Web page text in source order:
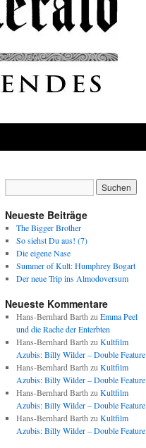
Neueste Beiträge
The Bigger Brother
So siehst Du aus! (7)
Die eigene Nase
Summer of Kult: Humphrey Bogart
Der neue Trip ins Almodoversum
Neueste Kommentare
Hans-Bernhard Barth zu Emma Peel
und die Rache der Enterbten
Hans-Bernhard Barth zu Kultfilm
Azubis: Billy Wilder – Double Feature
Hans-Bernhard Barth zu Kultfilm
Azubis: Billy Wilder – Double Feature
Hans-Bernhard Barth zu Kultfilm
Azubis: Billy Wilder – Double Feature
Hans-Bernhard Barth zu Kultfilm
Azubis: Billy Wilder – Double Feature